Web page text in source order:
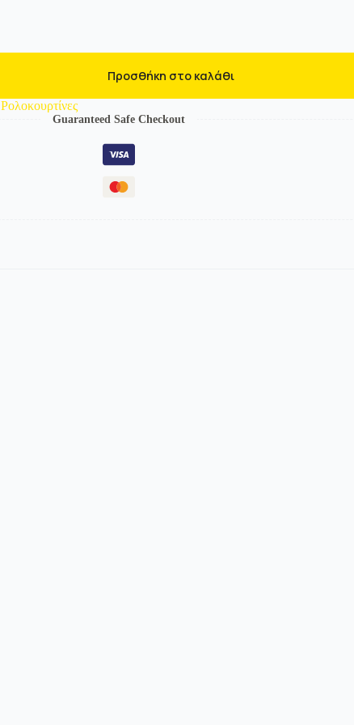
Προσθήκη στο καλάθι
Ρολοκουρτίνες
Guaranteed Safe Checkout